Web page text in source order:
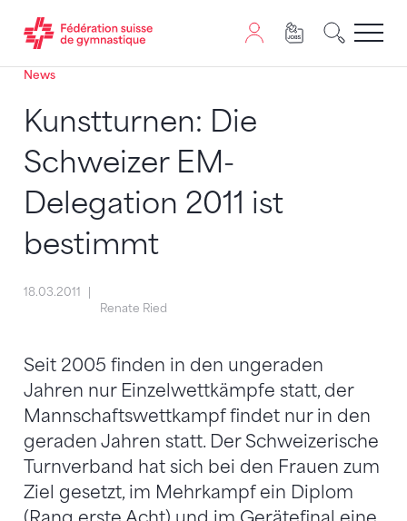
Passer au contenu
Naviguer vers le plan du siten
JavaScript est nécessaire pour naviguer sur ce site.
News
Kunstturnen: Die
Schweizer EM-
Delegation 2011 ist
bestimmt
18.03.2011
Renate Ried
Seit 2005 finden in den ungeraden
Jahren nur Einzelwettkämpfe statt, der
Mannschaftswettkampf findet nur in den
geraden Jahren statt. Der Schweizerische
Turnverband hat sich bei den Frauen zum
Ziel gesetzt, im Mehrkampf ein Diplom